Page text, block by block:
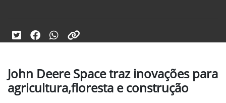
John Deere Space traz inovações para
agricultura,floresta e construção